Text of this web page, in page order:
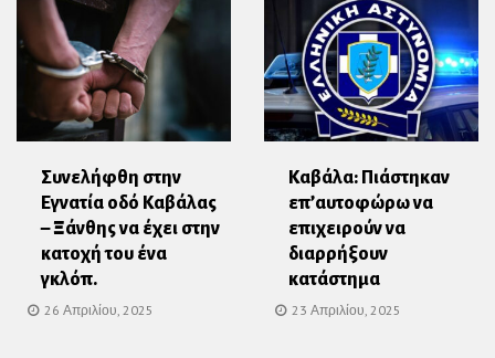
Συνελήφθη στην
Εγνατία οδό Καβάλας
– Ξάνθης να έχει στην
κατοχή του ένα
γκλόπ.
26 Απριλίου, 2025
Καβάλα: Πιάστηκαν
επ’αυτοφώρω να
επιχειρούν να
διαρρήξουν
κατάστημα
23 Απριλίου, 2025